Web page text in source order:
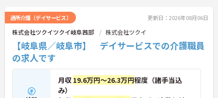
通所介護（デイサービス） 更新日：2026年08月06日
株式会社ツクイツクイ岐阜茜部 株式会社ツクイ
【岐阜県／岐阜市】 デイサービスでの介護職員
の求人です
月収 19.6万円～26.3万円程度（諸手当込
み）